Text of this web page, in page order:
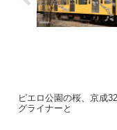
ピエロ公園の桜、京成
グライナーと